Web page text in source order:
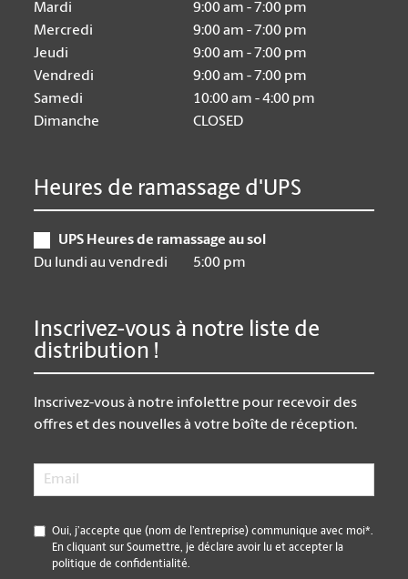
Mardi
9:00 am - 7:00 pm
Mercredi
9:00 am - 7:00 pm
Jeudi
9:00 am - 7:00 pm
Vendredi
9:00 am - 7:00 pm
Samedi
10:00 am - 4:00 pm
Dimanche
CLOSED
Heures de ramassage d'UPS
UPS Heures de ramassage au sol
Du lundi au vendredi
5:00 pm
Inscrivez-vous à notre liste de
distribution !
Inscrivez-vous à notre infolettre pour recevoir des
offres et des nouvelles à votre boîte de réception.
Email
*
Oui, j’accepte que (nom de l’entreprise) communique avec moi*.
En cliquant sur Soumettre, je déclare avoir lu et accepter la
politique de confidentialité.